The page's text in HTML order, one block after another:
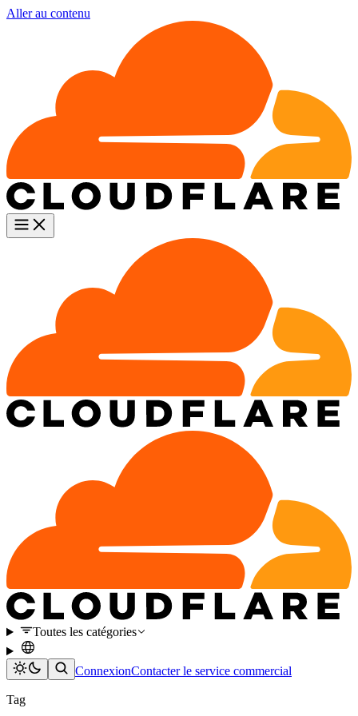
Aller au contenu
Toutes les catégories
ConnexionContacter le service commercial
Tag